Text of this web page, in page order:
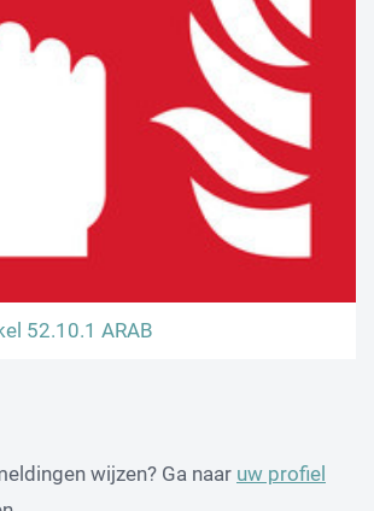
52.10.1 ARAB
wijzen? Ga naar uw profiel